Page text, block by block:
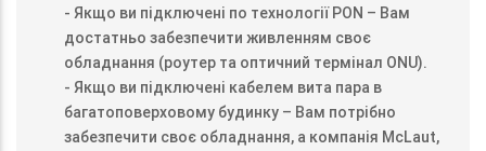
- Якщо ви підключені по технології PON – Вам
достатньо забезпечити живленням своє
обладнання (роутер та оптичний термінал ONU).
- Якщо ви підключені кабелем вита пара в
багатоповерховому будинку – Вам потрібно
забезпечити своє обладнання, а компанія McLaut,